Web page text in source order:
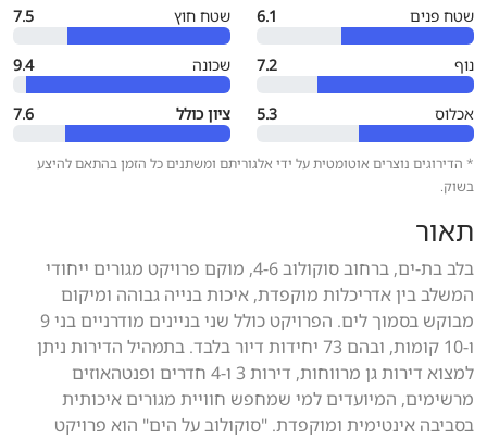
שטח פנים 6.1 שטח חוץ 7.5
נוף 7.2 שכונה 9.4
אכלוס 5.3 ציון כולל 7.6
* הדירוגים נוצרים אוטומטית על ידי אלגוריתם ומשתנים כל הזמן בהתאם להיצע
בשוק.
תאור
בלב בת-ים, ברחוב סוקולוב 4-6, מוקם פרויקט מגורים ייחודי
המשלב בין אדריכלות מוקפדת, איכות בנייה גבוהה ומיקום
מבוקש בסמוך לים. הפרויקט כולל שני בניינים מודרניים בני 9
ו-10 קומות, ובהם 73 יחידות דיור בלבד. בתמהיל הדירות ניתן
למצוא דירות גן מרווחות, דירות 3 ו-4 חדרים ופנטהאוזים
מרשימים, המיועדים למי שמחפש חוויית מגורים איכותית
בסביבה אינטימית ומוקפדת. "סוקולוב על הים" הוא פרויקט